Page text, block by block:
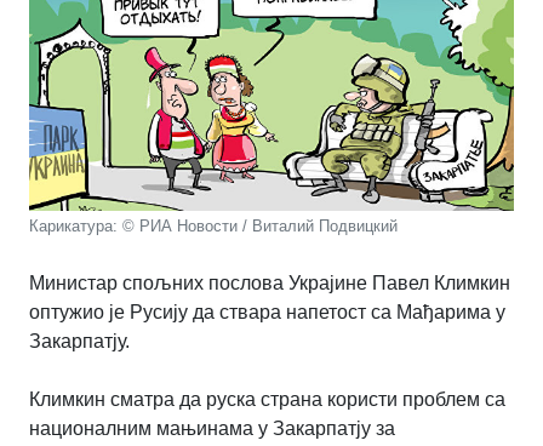
Карикатура: © РИА Новости / Виталий Подвицкий
Министар спољних послова Украјине Павел Климкин
оптужио је Русију да ствара напетост са Мађарима у
Закарпатју.
Климкин сматра да руска страна користи проблем са
националним мањинама у Закарпатју за